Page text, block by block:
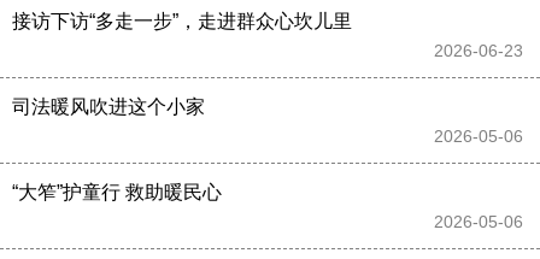
接访下访“多走一步”，走进群众心坎儿里
2026-06-23
司法暖风吹进这个小家
2026-05-06
“大笮”护童行 救助暖民心
2026-05-06